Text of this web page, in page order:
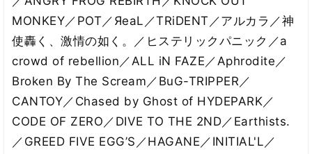
MONKEY／POT／ЯeaL／TRiDENT／アルカラ／神
使轟く、激情の如く。／ヒステリックパニック／a
crowd of rebellion／ALL iN FAZE／Aphrodite／
Broken By The Scream／BuG-TRIPPER／
CANTOY／Chased by Ghost of HYDEPARK／
CODE OF ZERO／DIVE TO THE 2ND／Earthists.
／GREED FIVE EGG’S／HAGANE／INITIAL'L／